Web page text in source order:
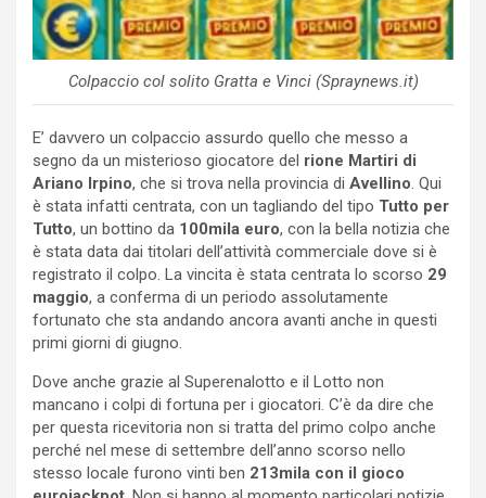
Colpaccio col solito Gratta e Vinci (Spraynews.it)
E’ davvero un colpaccio assurdo quello che messo a
segno da un misterioso giocatore del rione Martiri di
Ariano Irpino, che si trova nella provincia di Avellino. Qui
è stata infatti centrata, con un tagliando del tipo Tutto per
Tutto, un bottino da 100mila euro, con la bella notizia che
è stata data dai titolari dell’attività commerciale dove si è
registrato il colpo. La vincita è stata centrata lo scorso 29
maggio, a conferma di un periodo assolutamente
fortunato che sta andando ancora avanti anche in questi
primi giorni di giugno.
Dove anche grazie al Superenalotto e il Lotto non
mancano i colpi di fortuna per i giocatori. C’è da dire che
per questa ricevitoria non si tratta del primo colpo anche
perché nel mese di settembre dell’anno scorso nello
stesso locale furono vinti ben 213mila con il gioco